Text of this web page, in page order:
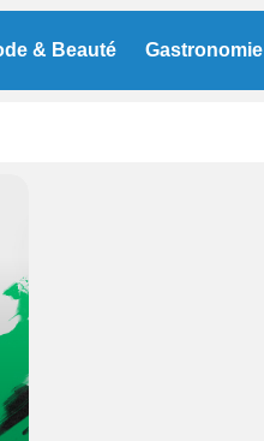
& Beauté Gastronomie